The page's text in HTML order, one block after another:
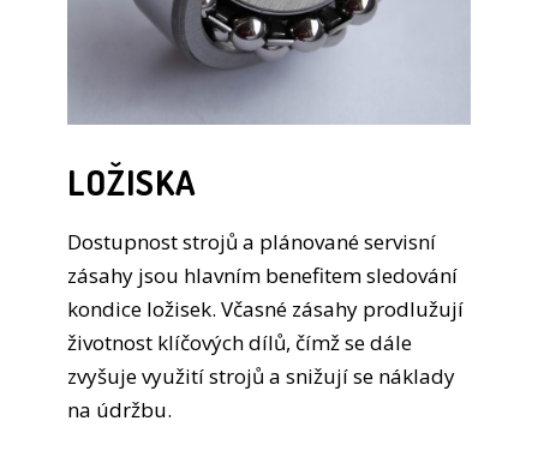
LOŽISKA
Dostupnost strojů a plánované servisní
zásahy jsou hlavním benefitem sledování
kondice ložisek. Včasné zásahy prodlužují
životnost klíčových dílů, čímž se dále
zvyšuje využití strojů a snižují se náklady
na údržbu.